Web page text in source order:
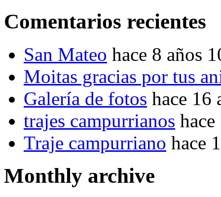
Comentarios recientes
San Mateo hace 8 años
Moitas gracias por tus
Galería de fotos hace 16
trajes campurrianos
Traje campurriano hace
Monthly archive